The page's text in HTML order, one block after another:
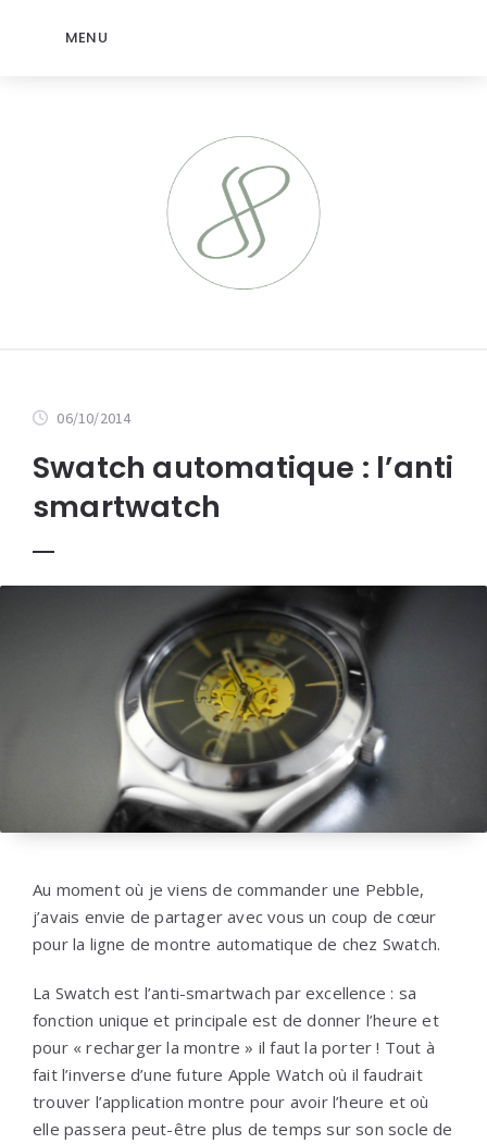
MENU
06/10/2014
Swatch automatique : l’anti
smartwatch
Au moment où je viens de commander une Pebble,
j’avais envie de partager avec vous un coup de cœur
pour la ligne de montre automatique de chez Swatch.
La Swatch est l’anti-smartwach par excellence : sa
fonction unique et principale est de donner l’heure et
pour « recharger la montre » il faut la porter ! Tout à
fait l’inverse d’une future Apple Watch où il faudrait
trouver l’application montre pour avoir l’heure et où
elle passera peut-être plus de temps sur son socle de